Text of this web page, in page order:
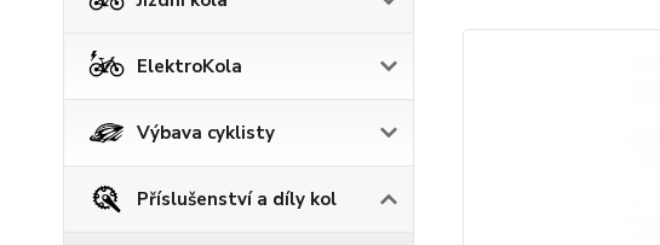
ElektroKola
Výbava cyklisty
Příslušenství a díly kol